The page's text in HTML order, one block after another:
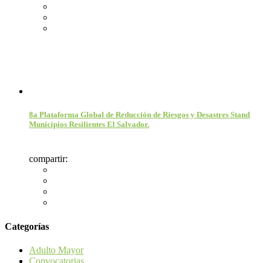
8a Plataforma Global de Reducción de Riesgos y Desastres Stand
Municipios Resilientes El Salvador.
compartir:
Categorías
Adulto Mayor
Convocatorias